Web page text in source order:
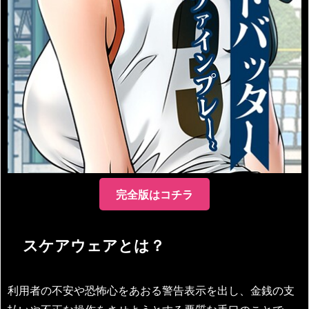
完全版はコチラ
スケアウェアとは？
利用者の不安や恐怖心をあおる警告表示を出し、金銭の支